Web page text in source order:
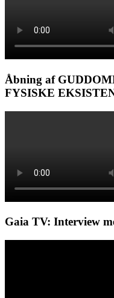
Åbning af
FYSISKE
Gaia TV: Interview